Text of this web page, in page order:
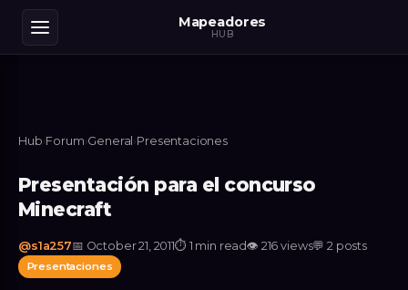
Mapeadores
HUB
Hub›Forum›General ›Presentaciones
Presentación para el concurso
Minecraft
@s1a257📅 October 21, 2011⏱ 1 min read👁 216 views💬2 posts
Presentaciones